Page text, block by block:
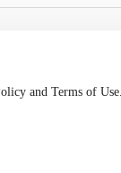
Beijing, China.
and Terms of